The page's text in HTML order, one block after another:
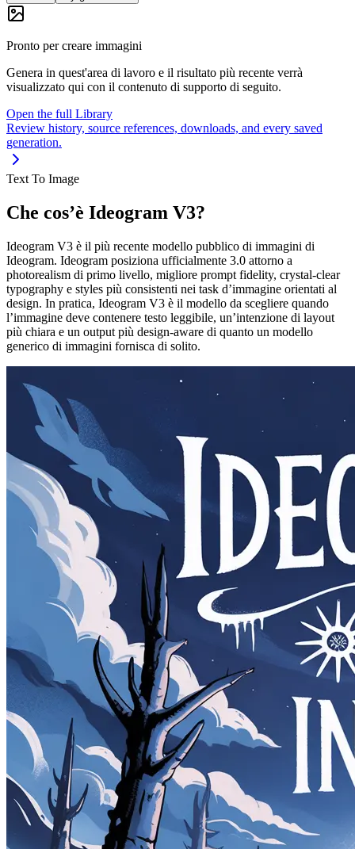
Pronto per creare immagini
Genera in quest'area di lavoro e il risultato più recente verrà
visualizzato qui con il contenuto di supporto di seguito.
Open the full Library
Review history, source references, downloads, and every saved
generation.
Text To Image
Che cos’è Ideogram V3?
Ideogram V3 è il più recente modello pubblico di immagini di
Ideogram. Ideogram posiziona ufficialmente 3.0 attorno a
photorealism di primo livello, migliore prompt fidelity, crystal-clear
typography e styles più consistenti nei task d’immagine orientati al
design. In pratica, Ideogram V3 è il modello da scegliere quando
l’immagine deve contenere testo leggibile, un’intenzione di layout
più chiara e un output più design-aware di quanto un modello
generico di immagini fornisca di solito.